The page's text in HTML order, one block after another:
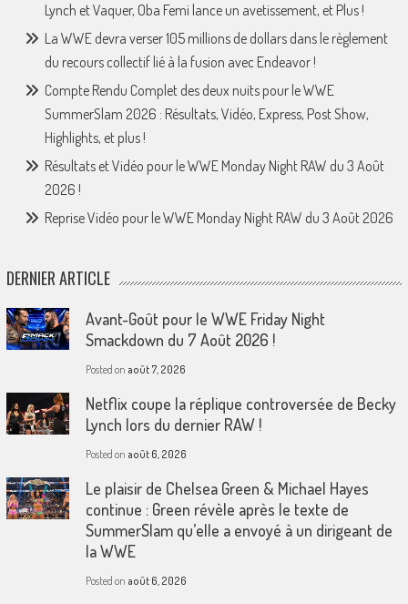
Lynch et Vaquer, Oba Femi lance un avetissement, et Plus !
La WWE devra verser 105 millions de dollars dans le règlement
du recours collectif lié à la fusion avec Endeavor !
Compte Rendu Complet des deux nuits pour le WWE
SummerSlam 2026 : Résultats, Vidéo, Express, Post Show,
Highlights, et plus !
Résultats et Vidéo pour le WWE Monday Night RAW du 3 Août
2026 !
Reprise Vidéo pour le WWE Monday Night RAW du 3 Août 2026
DERNIER ARTICLE
Avant-Goût pour le WWE Friday Night
Smackdown du 7 Août 2026 !
Posted on août 7, 2026
Netflix coupe la réplique controversée de Becky
Lynch lors du dernier RAW !
Posted on août 6, 2026
Le plaisir de Chelsea Green & Michael Hayes
continue : Green révèle après le texte de
SummerSlam qu’elle a envoyé à un dirigeant de
la WWE
Posted on août 6, 2026